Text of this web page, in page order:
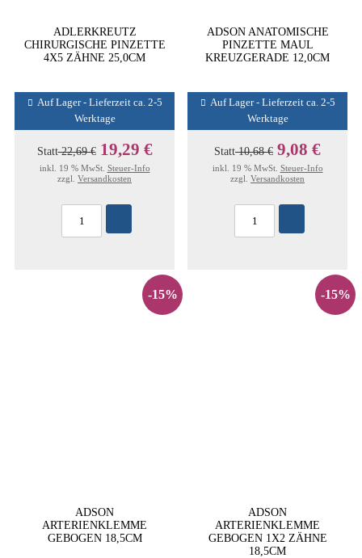
ADLERKREUTZ
CHIRURGISCHE PINZETTE
4X5 ZÄHNE 25,0CM
Auf Lager - Lieferzeit ca. 2-5
Werktage
Statt22,69 € 19,29 €
inkl. 19 % MwSt. Steuer-Info
zzgl. Versandkosten
ADSON ANATOMISCHE
PINZETTE MAUL
KREUZGERADE 12,0CM
Auf Lager - Lieferzeit ca. 2-5
Werktage
Statt10,68 € 9,08 €
inkl. 19 % MwSt. Steuer-Info
zzgl. Versandkosten
-15%
ADSON
ARTERIENKLEMME
GEBOGEN 18,5CM
-15%
ADSON
ARTERIENKLEMME
GEBOGEN 1X2 ZÄHNE
18,5CM